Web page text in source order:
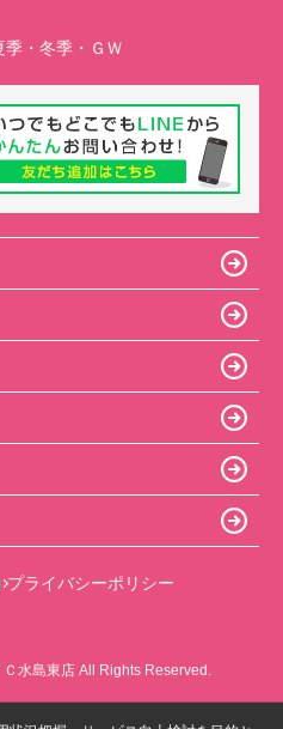
・冬季・ＧＷ
プライバシーポリシー
水島東店 All Rights Reserved.